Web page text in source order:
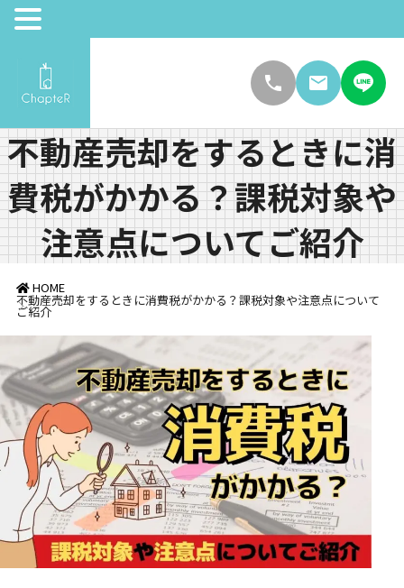
不動産売却をするときに消
費税がかかる？課税対象や
注意点についてご紹介
HOME
不動産売却をするときに消費税がかかる？課税対象や注意点について
ご紹介